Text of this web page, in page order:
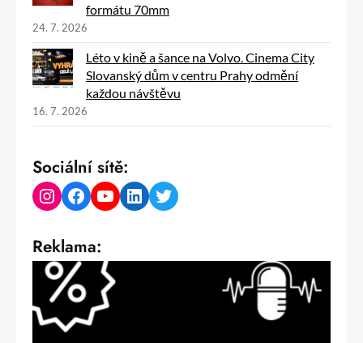
formátu 70mm
24. 7. 2026
Léto v kině a šance na Volvo. Cinema City
Slovanský dům v centru Prahy odmění
každou návštěvu
16. 7. 2026
Sociální sítě:
Instagram Facebook YouTube LinkedIn Twitter
Reklama: